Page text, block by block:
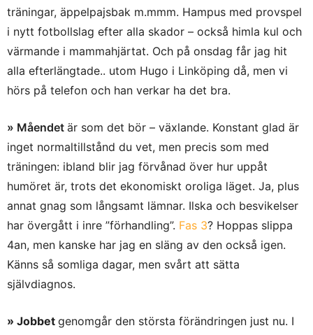
träningar, äppelpajsbak m.mmm. Hampus med provspel
i nytt fotbollslag efter alla skador – också himla kul och
värmande i mammahjärtat. Och på onsdag får jag hit
alla efterlängtade.. utom Hugo i Linköping då, men vi
hörs på telefon och han verkar ha det bra.
» Måendet är som det bör – växlande. Konstant glad är
inget normaltillstånd du vet, men precis som med
träningen: ibland blir jag förvånad över hur uppåt
humöret är, trots det ekonomiskt oroliga läget. Ja, plus
annat gnag som långsamt lämnar. Ilska och besvikelser
har övergått i inre ”förhandling”. Fas 3? Hoppas slippa
4an, men kanske har jag en släng av den också igen.
Känns så somliga dagar, men svårt att sätta
självdiagnos.
» Jobbet genomgår den största förändringen just nu. I